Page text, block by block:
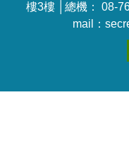
樓3樓 │總機： 08-
mail：